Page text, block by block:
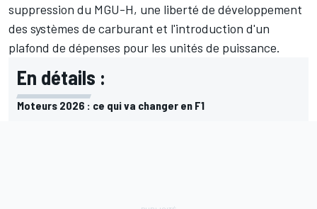
suppression du MGU-H, une liberté de développement
des systèmes de carburant et l'introduction d'un
plafond de dépenses pour les unités de puissance.
En détails :
Moteurs 2026 : ce qui va changer en F1